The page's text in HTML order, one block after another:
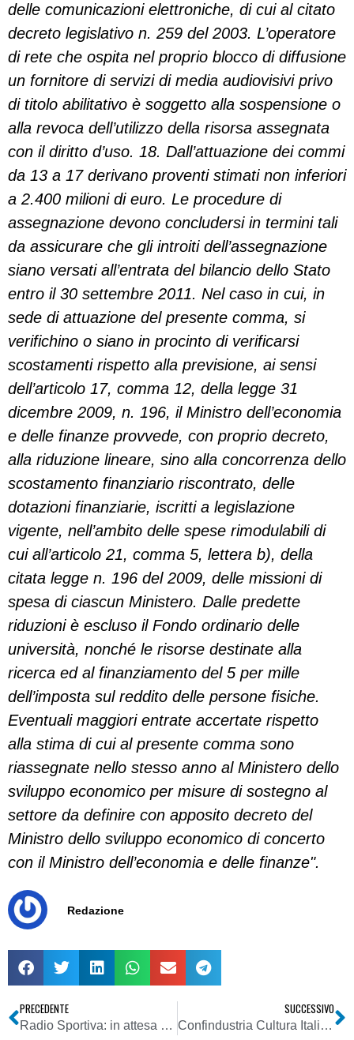
delle comunicazioni elettroniche, di cui al citato
decreto legislativo n. 259 del 2003. L’operatore
di rete che ospita nel proprio blocco di diffusione
un fornitore di servizi di media audiovisivi privo
di titolo abilitativo è soggetto alla sospensione o
alla revoca dell’utilizzo della risorsa assegnata
con il diritto d’uso. 18. Dall’attuazione dei commi
da 13 a 17 derivano proventi stimati non inferiori
a 2.400 milioni di euro. Le procedure di
assegnazione devono concludersi in termini tali
da assicurare che gli introiti dell’assegnazione
siano versati all’entrata del bilancio dello Stato
entro il 30 settembre 2011. Nel caso in cui, in
sede di attuazione del presente comma, si
verifichino o siano in procinto di verificarsi
scostamenti rispetto alla previsione, ai sensi
dell’articolo 17, comma 12, della legge 31
dicembre 2009, n. 196, il Ministro dell’economia
e delle finanze provvede, con proprio decreto,
alla riduzione lineare, sino alla concorrenza dello
scostamento finanziario riscontrato, delle
dotazioni finanziarie, iscritti a legislazione
vigente, nell’ambito delle spese rimodulabili di
cui all’articolo 21, comma 5, lettera b), della
citata legge n. 196 del 2009, delle missioni di
spesa di ciascun Ministero. Dalle predette
riduzioni è escluso il Fondo ordinario delle
università, nonché le risorse destinate alla
ricerca ed al finanziamento del 5 per mille
dell’imposta sul reddito delle persone fisiche.
Eventuali maggiori entrate accertate rispetto
alla stima di cui al presente comma sono
riassegnate nello stesso anno al Ministero dello
sviluppo economico per misure di sostegno al
settore da definire con apposito decreto del
Ministro dello sviluppo economico di concerto
con il Ministro dell’economia e delle finanze".
Redazione
PRECEDENTE
Radio Sportiva: in attesa del via in FM, lo start-up sul web
SUCCESSIVO
Confindustria Cultura Italia: “Negli ultimi tre anni sono aumentati di circa 3 milioni e mezzo i consumatori stabili di contenuti culturali attraverso le tecnologie digitali”